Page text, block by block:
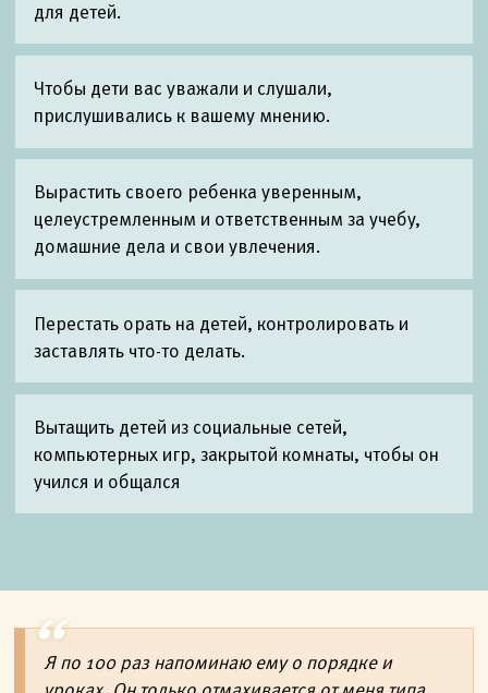
для детей.
Чтобы дети вас уважали и слушали,
прислушивались к вашему мнению.
Вырастить своего ребенка уверенным,
целеустремленным и ответственным за учебу,
домашние дела и свои увлечения.
Перестать орать на детей, контролировать и
заставлять что-то делать.
Вытащить детей из социальные сетей,
компьютерных игр, закрытой комнаты, чтобы он
учился и общался
Я по 100 раз напоминаю ему о порядке и